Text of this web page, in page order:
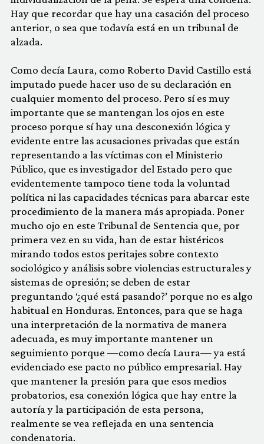
Hay que recordar que hay una casación del proceso
anterior, o sea que todavía está en un tribunal de
alzada.
Como decía Laura, como Roberto David Castillo está
imputado puede hacer uso de su declaración en
cualquier momento del proceso. Pero sí es muy
importante que se mantengan los ojos en este
proceso porque sí hay una desconexión lógica y
evidente entre las acusaciones privadas que están
representando a las víctimas con el Ministerio
Público, que es investigador del Estado pero que
evidentemente tampoco tiene toda la voluntad
política ni las capacidades técnicas para abarcar este
procedimiento de la manera más apropiada. Poner
mucho ojo en este Tribunal de Sentencia que, por
primera vez en su vida, han de estar histéricos
mirando todos estos peritajes sobre contexto
sociológico y análisis sobre violencias estructurales y
sistemas de opresión; se deben de estar
preguntando ‘¿qué está pasando?’ porque no es algo
habitual en Honduras. Entonces, para que se haga
una interpretación de la normativa de manera
adecuada, es muy importante mantener un
seguimiento porque —como decía Laura— ya está
evidenciado ese pacto no público empresarial. Hay
que mantener la presión para que esos medios
probatorios, esa conexión lógica que hay entre la
autoría y la participación de esta persona,
realmente se vea reflejada en una sentencia
condenatoria.